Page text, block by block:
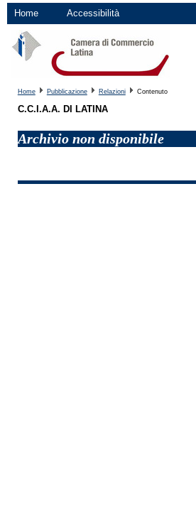
Home Accessibilità
Home Pubblicazione Relazioni Contenuto
C.C.I.A.A. DI LATINA
Archivio non disponibile